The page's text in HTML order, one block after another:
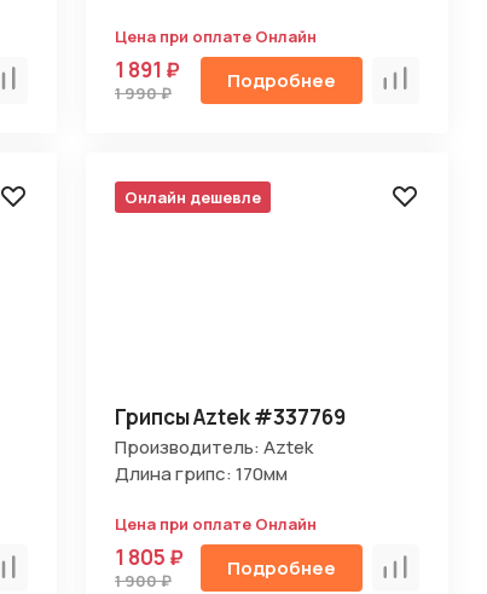
Сравнить
Цена при оплате Онлайн
1 891 ₽
1 990 ₽ Подробнее Сравнить
Сравнить
Онлайн дешевле
Грипсы Aztek #337769
Производитель: Aztek
Длина грипс: 170мм
Цена при оплате Онлайн
1 805 ₽
1 900 ₽ Подробнее Сравнить